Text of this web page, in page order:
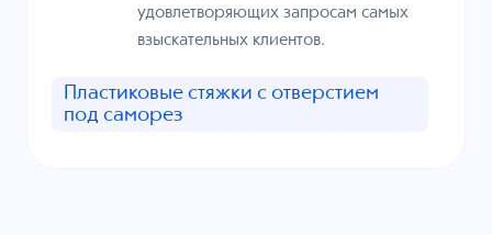
удовлетворяющих запросам самых
взыскательных клиентов.
Пластиковые стяжки с отверстием
под саморез